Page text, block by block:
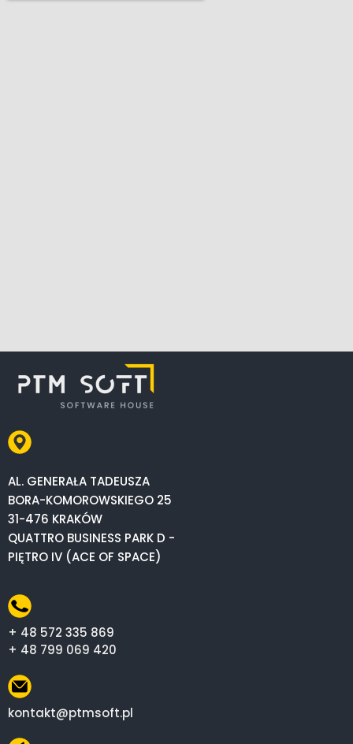
AL. GENERAŁA TADEUSZA
BORA-KOMOROWSKIEGO 25
31-476 KRAKÓW
QUATTRO BUSINESS PARK D -
PIĘTRO IV (ACE OF SPACE)
+ 48 572 335 869
+ 48 799 069 420
kontakt@ptmsoft.pl